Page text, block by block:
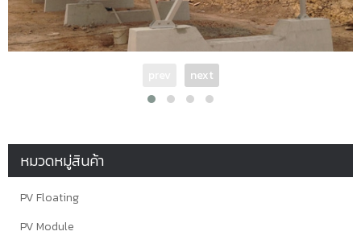
next
หมวดหมู่สินค้า
PV Floating
PV Module